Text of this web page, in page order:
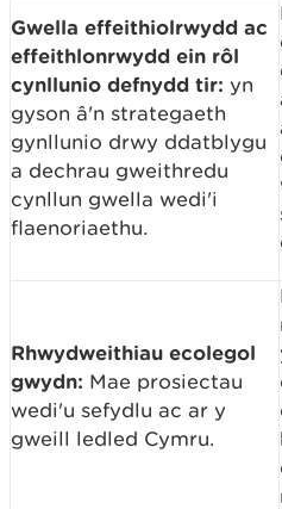
Gwella effeithiolrwydd ac
effeithlonrwydd ein rôl
cynllunio defnydd tir: yn
gyson â'n strategaeth
gynllunio drwy ddatblygu
a dechrau gweithredu
cynllun gwella wedi'i
flaenoriaethu.
Rhwydweithiau ecolegol
gwydn: Mae prosiectau
wedi'u sefydlu ac ar y
gweill ledled Cymru.